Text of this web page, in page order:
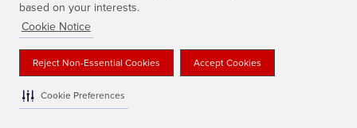
based on your interests.
Cookie Notice
Reject Non-Essential Cookies Accept Cookies
Cookie Preferences